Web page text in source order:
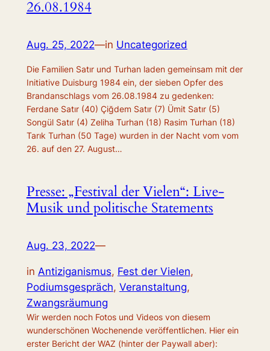
26.08.1984
Aug. 25, 2022—in Uncategorized
Die Familien Satır und Turhan laden gemeinsam mit der
Initiative Duisburg 1984 ein, der sieben Opfer des
Brandanschlags vom 26.08.1984 zu gedenken:
Ferdane Satır (40) Çiğdem Satır (7) Ümit Satır (5)
Songül Satır (4) Zeliha Turhan (18) Rasim Turhan (18)
Tarık Turhan (50 Tage) wurden in der Nacht vom vom
26. auf den 27. August…
Presse: „Festival der Vielen“: Live-
Musik und politische Statements
Aug. 23, 2022—
in Antiziganismus, Fest der Vielen
Podiumsgespräch, Veranstaltung
Zwangsräumung
Wir werden noch Fotos und Videos von diesem
wunderschönen Wochenende veröffentlichen. Hier ein
erster Bericht der WAZ (hinter der Paywall aber):